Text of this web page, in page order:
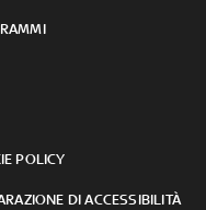
POLICY
DI ACCESSIBILITÀ